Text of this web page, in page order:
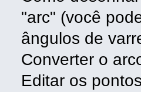
"arc" (você
ângulos de
Converter o
Editar os